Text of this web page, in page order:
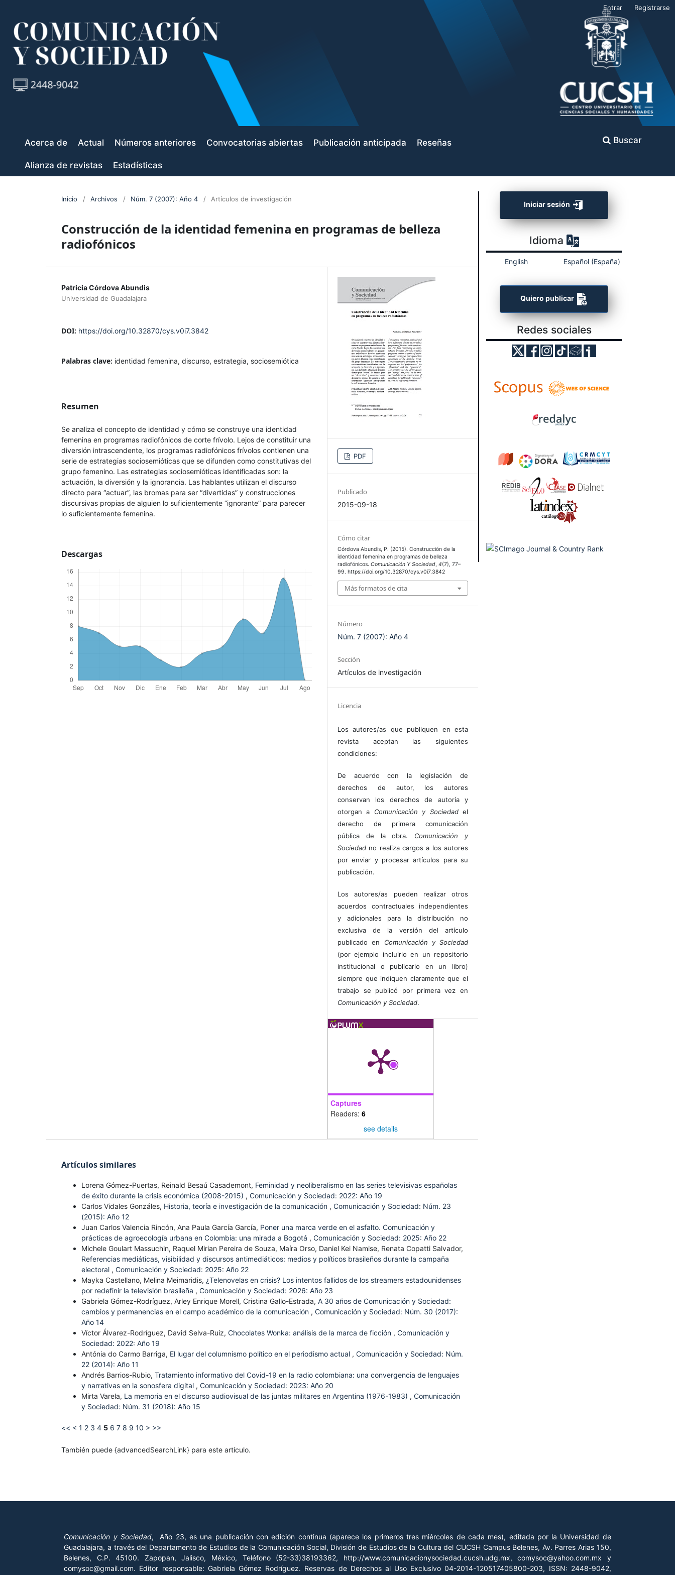
Acerca de Actual Números anteriores Convocatorias abiertas Publicación anticipada Reseñas
Alianza de revistas Estadísticas
Buscar
Entrar Registrarse
Inicio / Archivos / Núm. 7 (2007): Año 4 / Artículos de investigación
Construcción de la identidad femenina en programas de belleza
radiofónicos
Patricia Córdova Abundis
Universidad de Guadalajara
DOI: https://doi.org/10.32870/cys.v0i7.3842
Palabras clave: identidad femenina, discurso, estrategia, sociosemiótica
Resumen
Se analiza el concepto de identidad y cómo se construye una identidad
femenina en programas radiofónicos de corte frívolo. Lejos de constituir una
diversión intrascendente, los programas radiofónicos frívolos contienen una
serie de estrategias sociosemióticas que se difunden como constitutivas del
grupo femenino. Las estrategias sociosemióticas identificadas son: la
actuación, la diversión y la ignorancia. Las hablantes utilizan el discurso
directo para “actuar”, las bromas para ser “divertidas” y construcciones
discursivas propias de alguien lo suficientemente “ignorante” para parecer
lo suficientemente femenina.
Descargas
PDF
Publicado
2015-09-18
Cómo citar
Córdova Abundis, P. (2015). Construcción de la
identidad femenina en programas de belleza
radiofónicos.Comunicación Y Sociedad,4(7), 77–
99. https://doi.org/10.32870/cys.v0i7.3842
Más formatos de cita
Número
Núm. 7 (2007): Año 4
Sección
Artículos de investigación
Licencia
Los autores/as que publiquen en esta
revista aceptan las siguientes
condiciones:
De acuerdo con la legislación de
derechos de autor, los autores
conservan los derechos de autoría y
otorgan a Comunicación y Sociedadel
derecho de primera comunicación
pública de la obra. Comunicación y
Sociedad no realiza cargos a los autores
por enviar y procesar artículos para su
publicación.
Los autores/as pueden realizar otros
acuerdos contractuales independientes
y adicionales para la distribución no
exclusiva de la versión del artículo
publicado en Comunicación y Sociedad
(por ejemplo incluirlo en un repositorio
institucional o publicarlo en un libro)
siempre que indiquen claramente que el
trabajo se publicó por primera vez en
Comunicación y Sociedad.
Captures
Readers: 6
see details
Artículos similares
Lorena Gómez-Puertas, Reinald Besaú Casademont, Feminidad y neoliberalismo en las series televisivas españolas
de éxito durante la crisis económica (2008-2015) , Comunicación y Sociedad: 2022: Año 19
Carlos Vidales Gonzáles, Historia, teoría e investigación de la comunicación , Comunicación y Sociedad: Núm. 23
(2015): Año 12
Juan Carlos Valencia Rincón, Ana Paula García García, Poner una marca verde en el asfalto. Comunicación y
prácticas de agroecología urbana en Colombia: una mirada a Bogotá , Comunicación y Sociedad: 2025: Año 22
Michele Goulart Massuchin, Raquel Mirian Pereira de Souza, Maíra Orso, Daniel Kei Namise, Renata Copatti Salvador,
Referencias mediáticas, visibilidad y discursos antimediáticos: medios y políticos brasileños durante la campaña
electoral , Comunicación y Sociedad: 2025: Año 22
Mayka Castellano, Melina Meimaridis, ¿Telenovelas en crisis? Los intentos fallidos de los streamers estadounidenses
por redefinir la televisión brasileña , Comunicación y Sociedad: 2026: Año 23
Gabriela Gómez-Rodríguez, Arley Enrique Morell, Cristina Gallo-Estrada, A 30 años de Comunicación y Sociedad:
cambios y permanencias en el campo académico de la comunicación , Comunicación y Sociedad: Núm. 30 (2017):
Año 14
Víctor Álvarez-Rodríguez, David Selva-Ruiz, Chocolates Wonka: análisis de la marca de ficción , Comunicación y
Sociedad: 2022: Año 19
Antónia do Carmo Barriga, El lugar del columnismo político en el periodismo actual , Comunicación y Sociedad: Núm.
22 (2014): Año 11
Andrés Barrios-Rubio, Tratamiento informativo del Covid-19 en la radio colombiana: una convergencia de lenguajes
y narrativas en la sonosfera digital , Comunicación y Sociedad: 2023: Año 20
Mirta Varela, La memoria en el discurso audiovisual de las juntas militares en Argentina (1976-1983) , Comunicación
y Sociedad: Núm. 31 (2018): Año 15
<< < 1 2 3 4 5 6 7 8 9 10 > >>
También puede {advancedSearchLink} para este artículo.
Iniciar sesión
Idioma
English Español (España)
Quiero publicar
Redes sociales
Comunicación y Sociedad, Año 23, es una publicación con edición continua (aparece los primeros tres miércoles de cada mes), editada por la Universidad de
Guadalajara, a través del Departamento de Estudios de la Comunicación Social, División de Estudios de la Cultura del CUCSH Campus Belenes, Av. Parres Arias 150,
Belenes, C.P. 45100. Zapopan, Jalisco, México, Teléfono (52-33)38193362, http://www.comunicacionysociedad.cucsh.udg.mx, comysoc@yahoo.com.mx y
comysoc@gmail.com. Editor responsable: Gabriela Gómez Rodríguez. Reservas de Derechos al Uso Exclusivo 04-2014-120517405800-203, ISSN: 2448-9042,